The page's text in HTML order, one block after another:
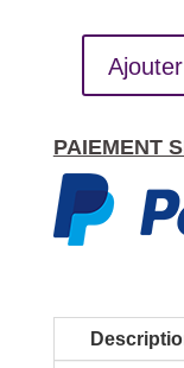
quantité
Visuel
à
télécharger
"Super
design"
PAIEMENT